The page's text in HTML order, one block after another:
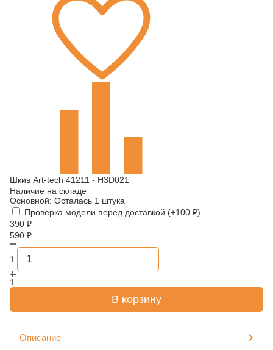
Шкив Art-tech 41211 - H3D021
Наличие на складе
Основной: Осталась 1 штука
Проверка модели перед доставкой (+100 ₽)
390 ₽
590 ₽
1
1
В корзину
Описание